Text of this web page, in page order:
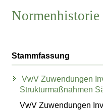
Normenhistorie
Stammfassung
VwV Zuwendungen
Strukturmaßnahmen
VwV Zuwendungen